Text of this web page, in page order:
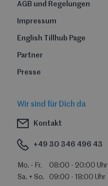
AGB und Regelungen
Impressum
English Tillhub Page
Partner
Presse
Wir sind für Dich da
Kontakt
+49 30 346 496 43
Mo. - Fr.
08:00 - 20:00 Uhr
Sa. + So.
09:00 - 18:00 Uhr